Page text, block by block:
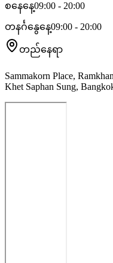
စနေနေ့09:00 - 20:00
တနင်္ဂနွေနေ့09:00 - 20:00
တည်နေရာ
Sammakorn Place,
Khet Saphan Sung,